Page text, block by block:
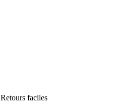
Retours faciles